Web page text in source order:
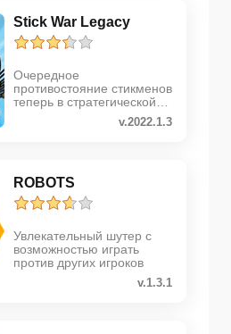
Stick War Legacy
Очередное
противостояние стикменов
теперь в стратегической
v.2022.1.3
ROBOTS
Увлекательный шутер с
возможностью играть
против других игроков
v.1.3.1